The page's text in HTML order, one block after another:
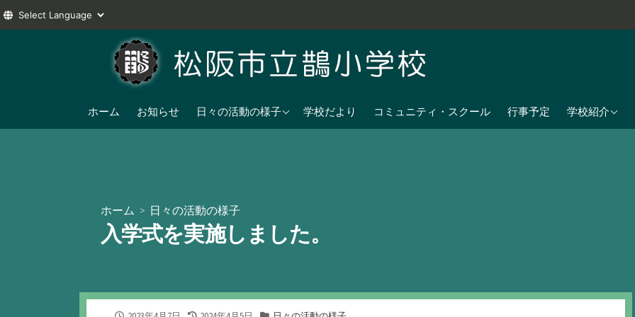
へ
ホーム お知らせ 日々の活動の様子
2025年度
学校だより コミュニティ・スクール 行事予定 学校紹介
学校教育目標
ホーム > 日々の活動の様子
入学式を実施しました。
公
最
カ